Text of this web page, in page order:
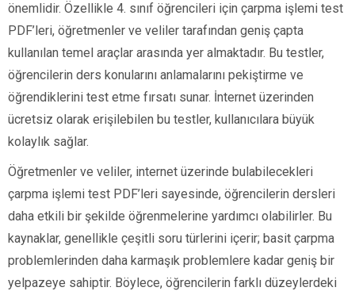
önemlidir. Özellikle 4. sınıf öğrencileri için çarpma işlemi test
PDF’leri, öğretmenler ve veliler tarafından geniş çapta
kullanılan temel araçlar arasında yer almaktadır. Bu testler,
öğrencilerin ders konularını anlamalarını pekiştirme ve
öğrendiklerini test etme fırsatı sunar. İnternet üzerinden
ücretsiz olarak erişilebilen bu testler, kullanıcılara büyük
kolaylık sağlar.
Öğretmenler ve veliler, internet üzerinde bulabilecekleri
çarpma işlemi test PDF’leri sayesinde, öğrencilerin dersleri
daha etkili bir şekilde öğrenmelerine yardımcı olabilirler. Bu
kaynaklar, genellikle çeşitli soru türlerini içerir; basit çarpma
problemlerinden daha karmaşık problemlere kadar geniş bir
yelpazeye sahiptir. Böylece, öğrencilerin farklı düzeylerdeki